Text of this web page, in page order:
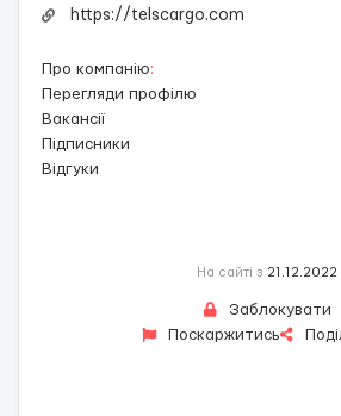
https://telscargo.com
Про компанію:
Перегляди профілю
Вакансії
Підписники
Відгуки
На сайті з 21.12.2022
Заблокувати
Поскаржитись